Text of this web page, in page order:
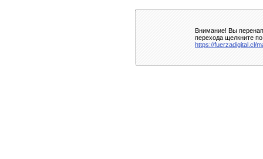
Внимание! Вы
перехода щелкните
https://fuerzadigital.cl/